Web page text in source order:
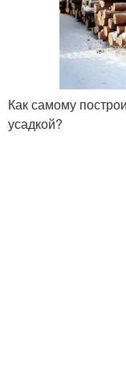
Как самому
усадкой?